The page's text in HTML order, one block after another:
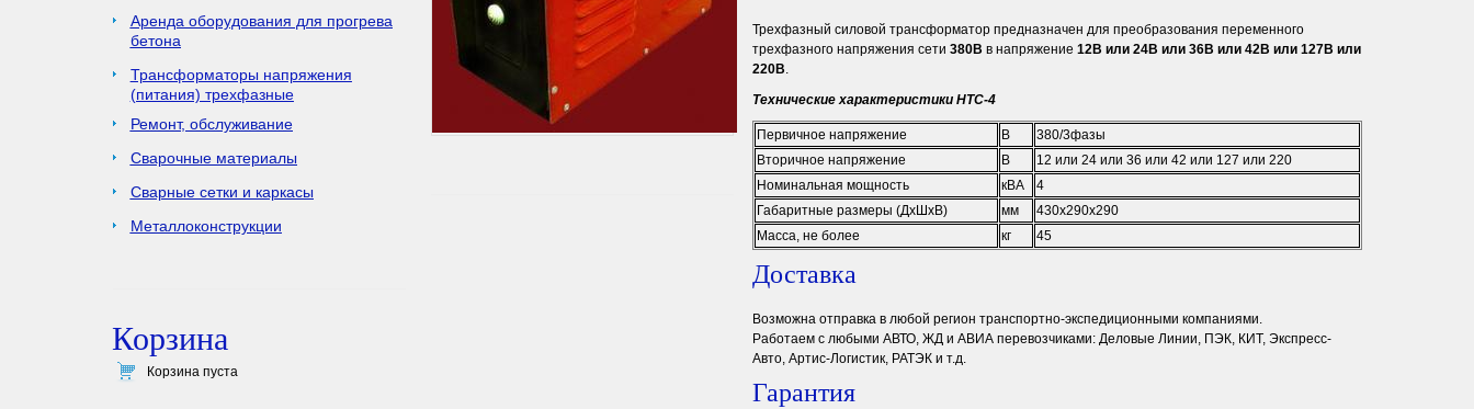
Аренда оборудования для прогрева
бетона
Трансформаторы напряжения
(питания) трехфазные
Ремонт, обслуживание
Сварочные материалы
Сварные сетки и каркасы
Металлоконструкции
Корзина
Корзина пуста
Трехфазный силовой трансформатор предназначен для преобразования переменного
трехфазного напряжения сети 380В в напряжение 12В или 24В или 36В или 42В или 127В или
220В.
Технические характеристики НТС-4
Первичное напряжение В
380/3фазы
Вторичное напряжение
В
12 или 24 или 36 или 42 или 127 или 220
Номинальная мощность
кВА
4
Габаритные размеры (ДхШхВ)
мм
430х290х290
Масса, не более
кг 45
Доставка
Возможна отправка в любой регион транспортно-экспедиционными компаниями.
Работаем с любыми АВТО, ЖД и АВИА перевозчиками: Деловые Линии, ПЭК, КИТ, Экспресс-
Авто, Артис-Логистик, РАТЭК и т.д.
Гарантия